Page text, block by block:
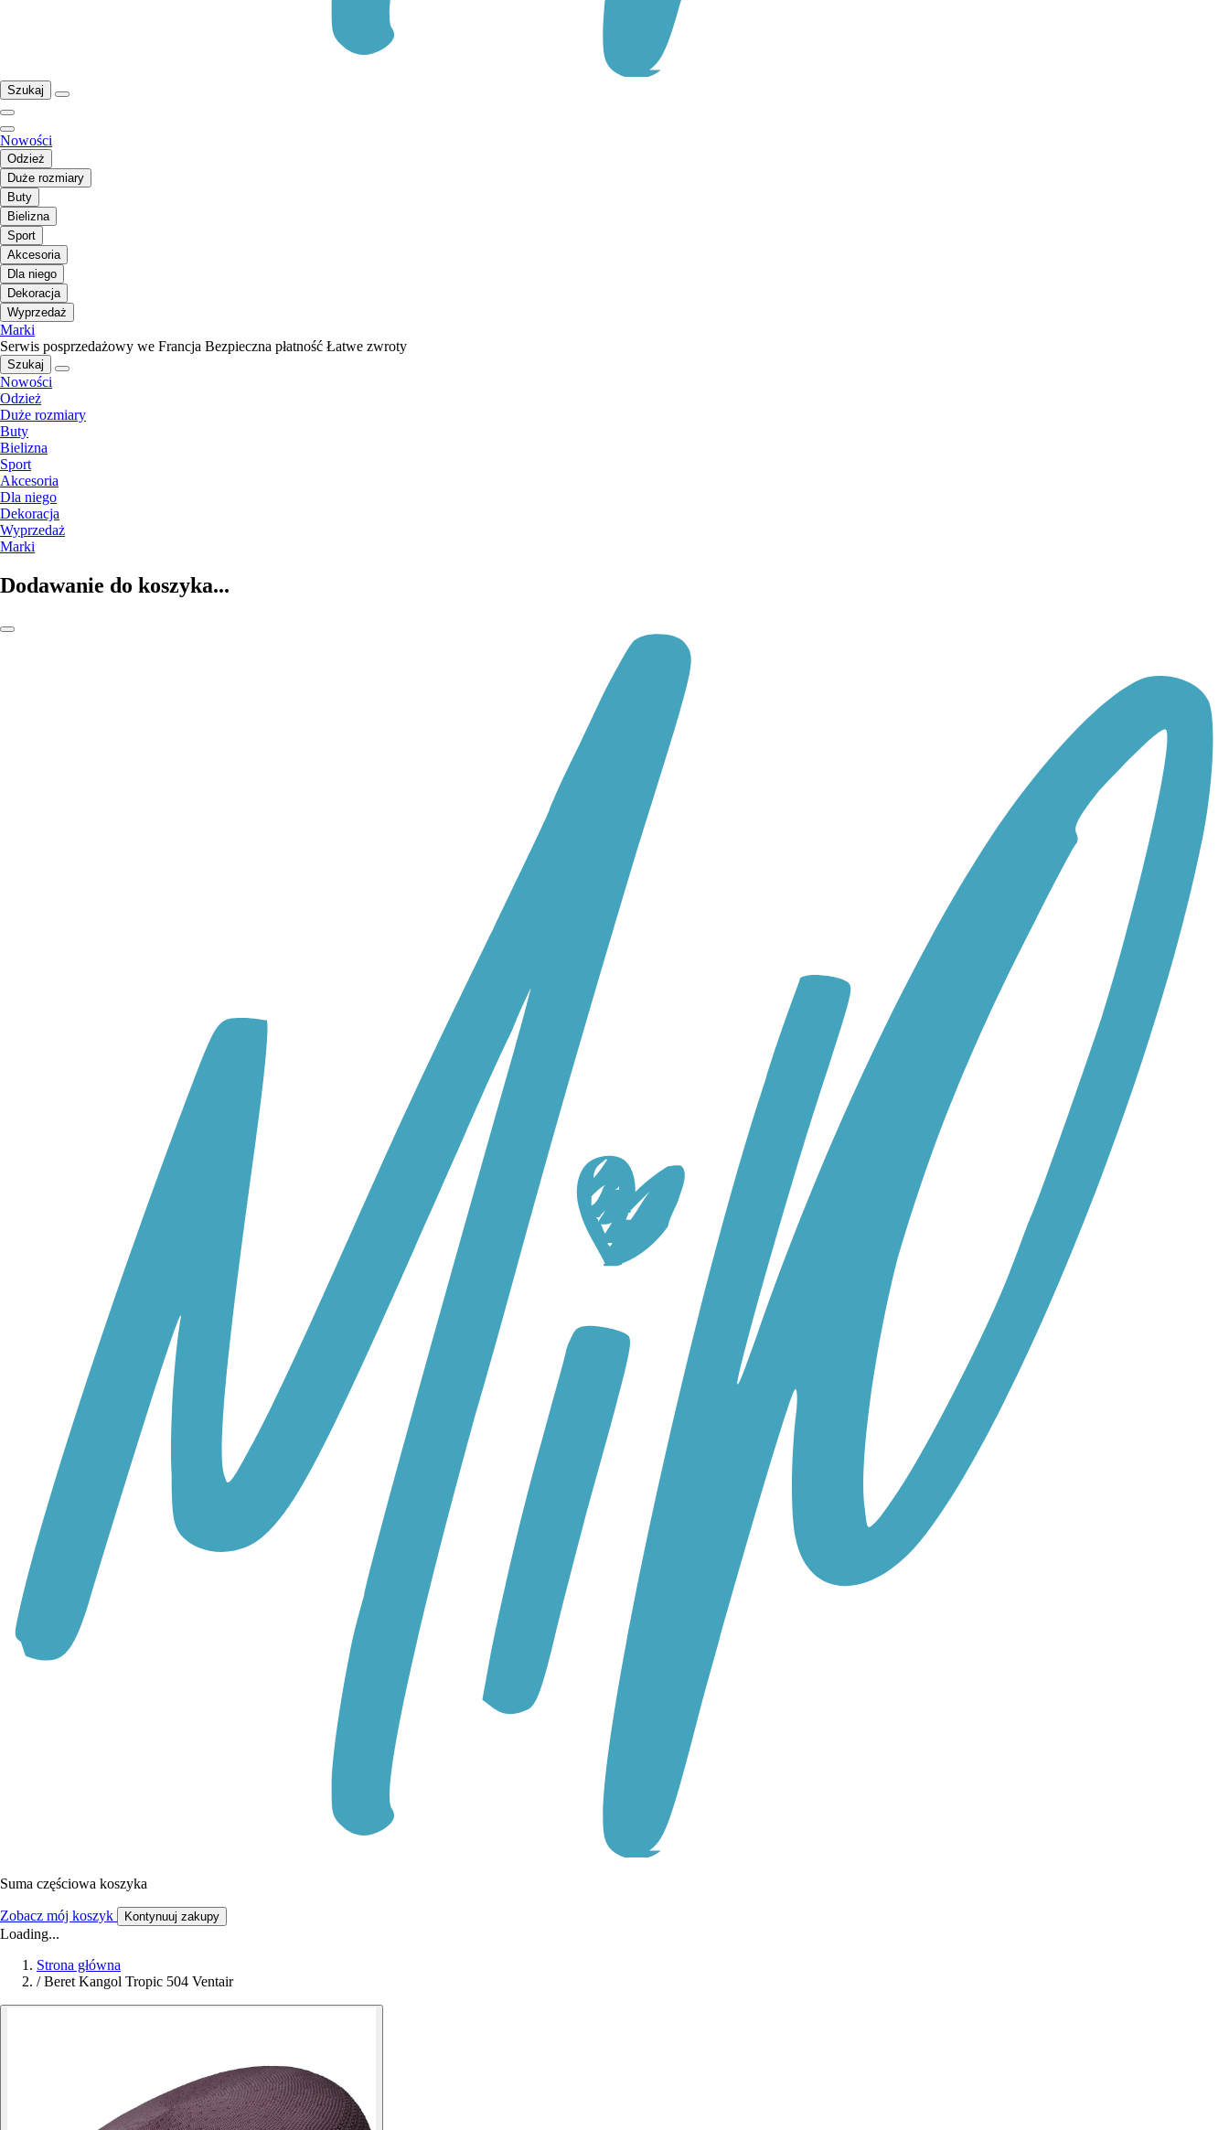
Szukaj
Nowości
Odzież
Duże rozmiary
Buty
Bielizna
Sport
Akcesoria
Dla niego
Dekoracja
Wyprzedaż
Marki
Serwis posprzedażowy we Francja Bezpieczna płatność Łatwe zwroty
Szukaj
Nowości
Odzież
Duże rozmiary
Buty
Bielizna
Sport
Akcesoria
Dla niego
Dekoracja
Wyprzedaż
Marki
Dodawanie do koszyka...
Suma częściowa koszyka
Zobacz mój koszyk Kontynuuj zakupy
Loading...
Strona główna
/ Beret Kangol Tropic 504 Ventair